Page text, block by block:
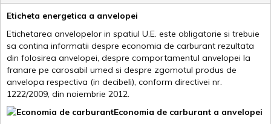
Eticheta energetica a anvelopei
Etichetarea anvelopelor in spatiul U.E. este obligatorie si trebuie
sa contina informatii despre economia de carburant rezultata
din folosirea anvelopei, despre comportamentul anvelopei la
franare pe carosabil umed si despre zgomotul produs de
anvelopa respectiva (in decibeli), conform directivei nr.
1222/2009, din noiembrie 2012.
Economia de carburant a anvelopei